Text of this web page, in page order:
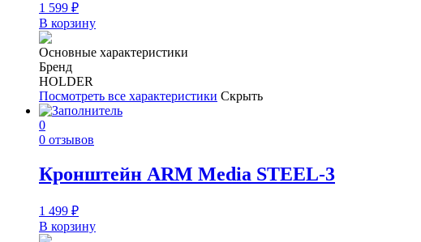
1 599 ₽
В корзину
Основные характеристики
Бренд
HOLDER
Посмотреть все характеристики Скрыть
0
0 отзывов
Кронштейн ARM Media STEEL-3
1 499 ₽
В корзину